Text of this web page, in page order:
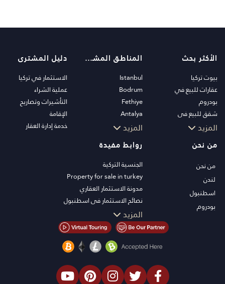
الأكثر بحث
بيوت تركيا
عقارات للبيع في
بودروم
شقق للبيع في
اسطنبول
فلل بودروم
شقق للبيع في انطاليا
منازل انطاليا
المزيد
المناطق المشهورة
Istanbul
Bodrum
Fethiye
Antalya
Kalkan
Kas
Bursa
Gocek
Side
Kemer
Dalyan
Izmir
Belek
المزيد
دليل المشترى
الاستثمار في تركيا
عملية الشراء
التأشيرات وتصاريح
الإقامة
خدمة إدارة العقار
من نحن
من نحن
لندن
اسطنبول
بودروم
روابط مفيدة
الجنسية التركية
Property for sale in turkey
مدونة الاستثمار العقاري
نصائح الاستثمار في اسطنبول
تلفزيون PT
عقارات اسطنبول للاستثمار
اعرض عقارك للبيع
الصفقة
العقارات الفاخرة
المزيد